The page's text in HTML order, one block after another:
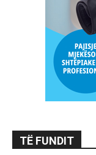
TË FUNDIT